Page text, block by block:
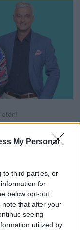
My Personal
to third parties, or
for
below opt-out
note that after your
seeing
utilized by